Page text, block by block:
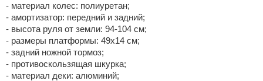
- материал колес: полиуретан;
- амортизатор: передний и задний;
- высота руля от земли: 94-104 см;
- размеры платформы: 49х14 см;
- задний ножной тормоз;
- противоскользящая шкурка;
- материал деки: алюминий;